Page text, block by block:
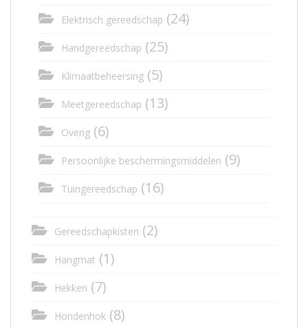
Elektrisch gereedschap (24)
Handgereedschap (25)
Klimaatbeheersing (5)
Meetgereedschap (13)
Overig (6)
Persoonlijke beschermingsmiddelen (9)
Tuingereedschap (16)
Gereedschapkisten (2)
Hangmat (1)
Hekken (7)
Hondenhok (8)